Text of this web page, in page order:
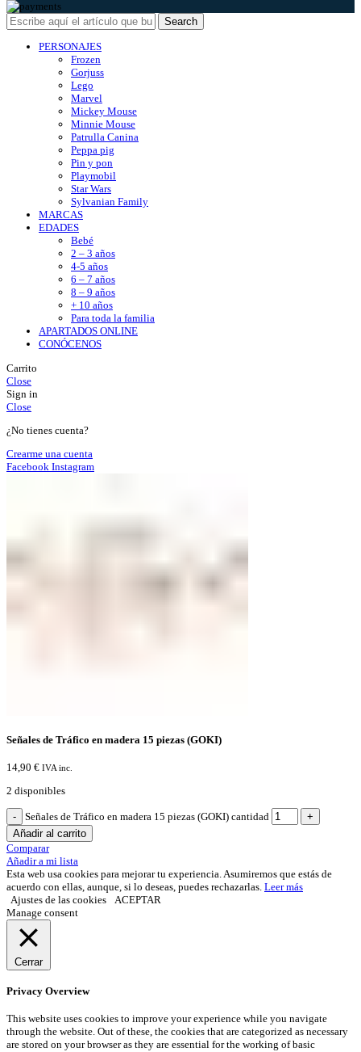
Search
PERSONAJES
Frozen
Gorjuss
Lego
Marvel
Mickey Mouse
Minnie Mouse
Patrulla Canina
Peppa pig
Pin y pon
Playmobil
Star Wars
Sylvanian Family
MARCAS
EDADES
Bebé
2 – 3 años
4-5 años
6 – 7 años
8 – 9 años
+ 10 años
Para toda la familia
APARTADOS ONLINE
CONÓCENOS
Carrito
Close
Sign in
Close
¿No tienes cuenta?
Crearme una cuenta
Facebook Instagram
Señales de Tráfico en madera 15 piezas (GOKI)
14,90 € IVA inc.
2 disponibles
Señales de Tráfico en madera 15 piezas (GOKI) cantidad
Añadir al carrito
Comparar
Añadir a mi lista
Esta web usa cookies para mejorar tu experiencia. Asumiremos que estás de
acuerdo con ellas, aunque, si lo deseas, puedes rechazarlas. Leer más
Ajustes de las cookies
ACEPTAR
Manage consent
Cerrar
Privacy Overview
This website uses cookies to improve your experience while you navigate
through the website. Out of these, the cookies that are categorized as necessary
are stored on your browser as they are essential for the working of basic